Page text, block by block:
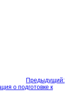
Предыдущий:
о подготовке к